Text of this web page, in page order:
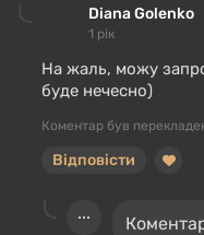
Diana Golenko
1 рік
На жаль, можу
буде нечесно)
Коментар був
Відповісти